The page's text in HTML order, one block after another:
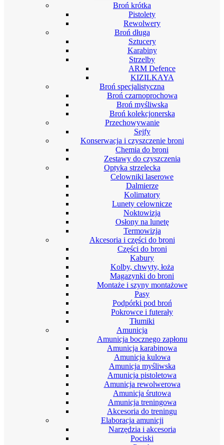
Broń krótka
Pistolety
Rewolwery
Broń długa
Sztucery
Karabiny
Strzelby
ARM Defence
KIZILKAYA
Broń specjalistyczna
Broń czarnoprochowa
Broń myśliwska
Broń kolekcjonerska
Przechowywanie
Sejfy
Konserwacja i czyszczenie broni
Chemia do broni
Zestawy do czyszczenia
Optyka strzelecka
Celowniki laserowe
Dalmierze
Kolimatory
Lunety celownicze
Noktowizja
Osłony na lunetę
Termowizja
Akcesoria i części do broni
Części do broni
Kabury
Kolby, chwyty, łoża
Magazynki do broni
Montaże i szyny montażowe
Pasy
Podpórki pod broń
Pokrowce i futerały
Tłumiki
Amunicja
Amunicja bocznego zapłonu
Amunicja karabinowa
Amunicja kulowa
Amunicja myśliwska
Amunicja pistoletowa
Amunicja rewolwerowa
Amunicja śrutowa
Amunicja treningowa
Akcesoria do treningu
Elaboracja amunicji
Narzędzia i akcesoria
Pociski